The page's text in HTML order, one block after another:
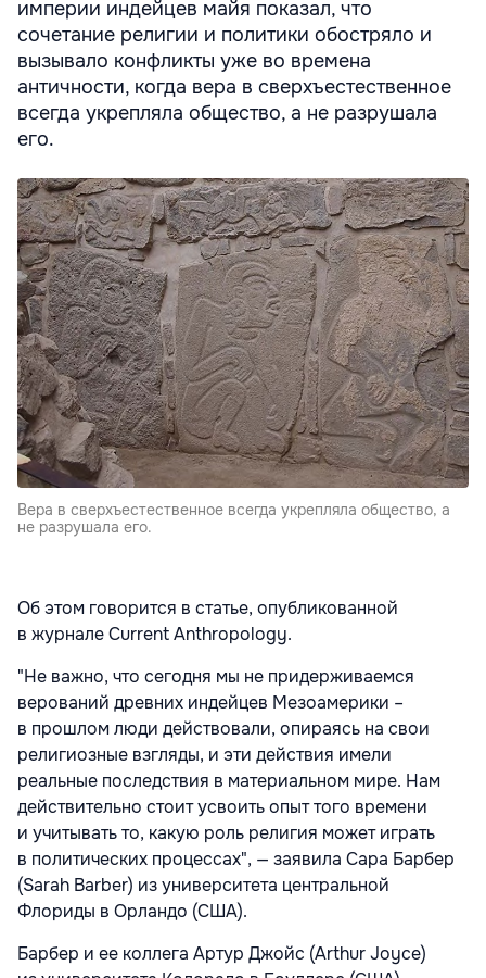
империи индейцев майя показал, что
сочетание религии и политики обостряло и
вызывало конфликты уже во времена
античности, когда вера в сверхъестественное
всегда укрепляла общество, а не разрушала
его.
Вера в сверхъестественное всегда укрепляла общество, а
не разрушала его.
Об этом говорится в статье, опубликованной
в журнале Current Anthropology.
"Не важно, что сегодня мы не придерживаемся
верований древних индейцев Мезоамерики –
в прошлом люди действовали, опираясь на свои
религиозные взгляды, и эти действия имели
реальные последствия в материальном мире. Нам
действительно стоит усвоить опыт того времени
и учитывать то, какую роль религия может играть
в политических процессах", — заявила Сара Барбер
(Sarah Barber) из университета центральной
Флориды в Орландо (США).
Барбер и ее коллега Артур Джойс (Arthur Joyce)